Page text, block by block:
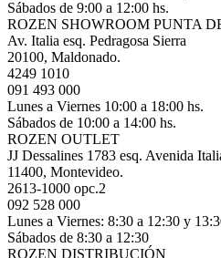
Sábados de 9:00 a 12:00 hs.
ROZEN SHOWROOM PUNTA
Av. Italia esq. Pedragosa Sierra
20100, Maldonado.
4249 1010
091 493 000
Lunes a Viernes 10:00 a 18:00 hs.
Sábados de 10:00 a 14:00 hs.
ROZEN OUTLET
JJ Dessalines 1783 esq. Avenida
11400, Montevideo.
2613-1000 opc.2
092 528 000
Lunes a Viernes: 8:30 a 12:30 y
Sábados de 8:30 a 12:30
ROZEN DISTRIBUCIÓN